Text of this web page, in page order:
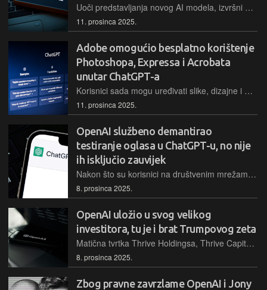
Uoči predstavljanja novog AI modela, izvršni direktor OpenAI-a, Sam Altman, u internom je dopisu najavio da će novi GPT-5.2 biti ravnopravan Googleovom Geminiju 3 Pro
11. prosinca 2025.
Adobe omogućio besplatno korištenje
Photoshopa, Expressa i Acrobata
unutar ChatGPT-a
Korisnici sada mogu uređivati slike, dizajne i PDF-ove jednostavnim upisivanjem u razgovor s ChatGPT-om
11. prosinca 2025.
OpenAI službeno demantirao
testiranje oglasa u ChatGPT-u, no nije
ih isključio zauvijek
Nakon što su korisnici na društvenim mrežama izrazili nezadovoljstvo zbog moguće pojave promotivnog sadržaja unutar popularnog chatbota, čelnici OpenAI-ja potvrdili su da ne provode testiranja oglasa
8. prosinca 2025.
OpenAI uložio u svog velikog
investitora, tu je i brat Trumpovog zeta
Matična tvrtka Thrive Holdingsa, Thrive Capital, uložila je milijarde u OpenAI kroz više rundi i bila je jedna od tri vodeće tvrtke u rundi financiranja vrijednoj 40 milijardi USD.
8. prosinca 2025.
Zbog pravne zavrzlame OpenAI i Jony